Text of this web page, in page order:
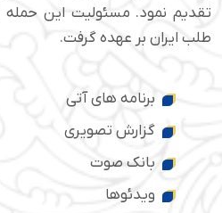
تقدیم نمود. مسئولیت این
طلب ایران بر عهده گرفت.
برنامه های آتی
گزارش تصویری
بانک صوت
ویدئوها